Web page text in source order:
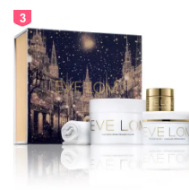
图片来自于@
一部由真实事件改编的德
焦至当时大背景的东,西德
了追寻自由的向往和执着
3